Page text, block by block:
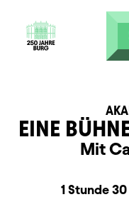
Direkt zum
EINE
Mit
Beschreibung
Dauer und Pausen
1 Stunde